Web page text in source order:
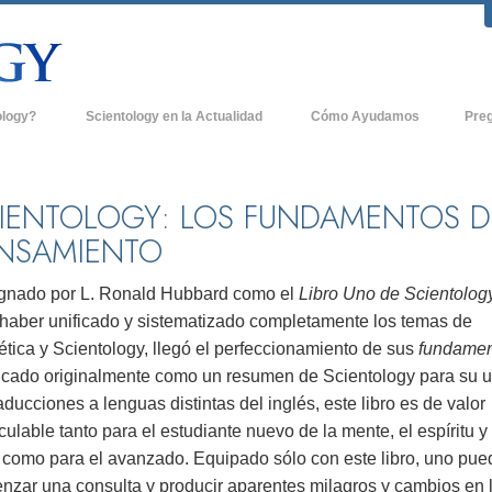
acerca de
de Scientology
es Grandeza?
Scientology en la Actualidad
Organizaciones Avanzadas
Freewinds
Llevando Scientology al Mundo
David Miscavige - Líder Eclesiástico de
Cómo Ayudamos
La
LOS FUNDAMENTOS
por L. Ronald Hubbard como el Libro Uno de
unificado y sistematizado completamente los temas de
y Scientology, llegó el perfeccionamiento de sus
originalmente como un resumen de Scientology para su
a lenguas distintas del inglés, este libro es de valor
tanto para el estudiante nuevo de la mente, el espíritu y
para el avanzado. Equipado sólo con este libro, uno
una consulta y producir aparentes milagros y cambios en